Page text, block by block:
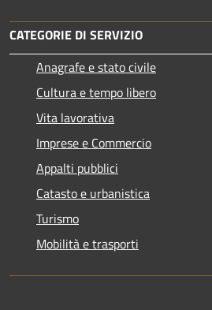
CATEGORIE DI SERVIZIO
Anagrafe e stato civile
Cultura e tempo libero
Vita lavorativa
Imprese e Commercio
Appalti pubblici
Catasto e urbanistica
Turismo
Mobilità e trasporti